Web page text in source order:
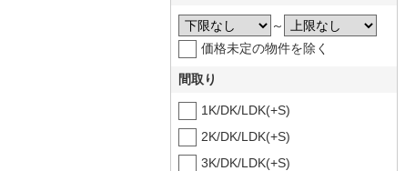
～
価格未定の物件を除く
間取り
1K/DK/LDK(+S)
2K/DK/LDK(+S)
3K/DK/LDK(+S)